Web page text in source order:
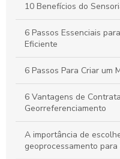
Plano de Gerenciamento
Trabalho: Guia Completo
Resultados
Guia Completo para Criar
Riscos em Segurança e
10 Benefícios do
6 Passos Essenciais
Eficiente
6 Passos Para Criar um
6 Vantagens de
Georreferenciamento
A importância de
geoprocessamento